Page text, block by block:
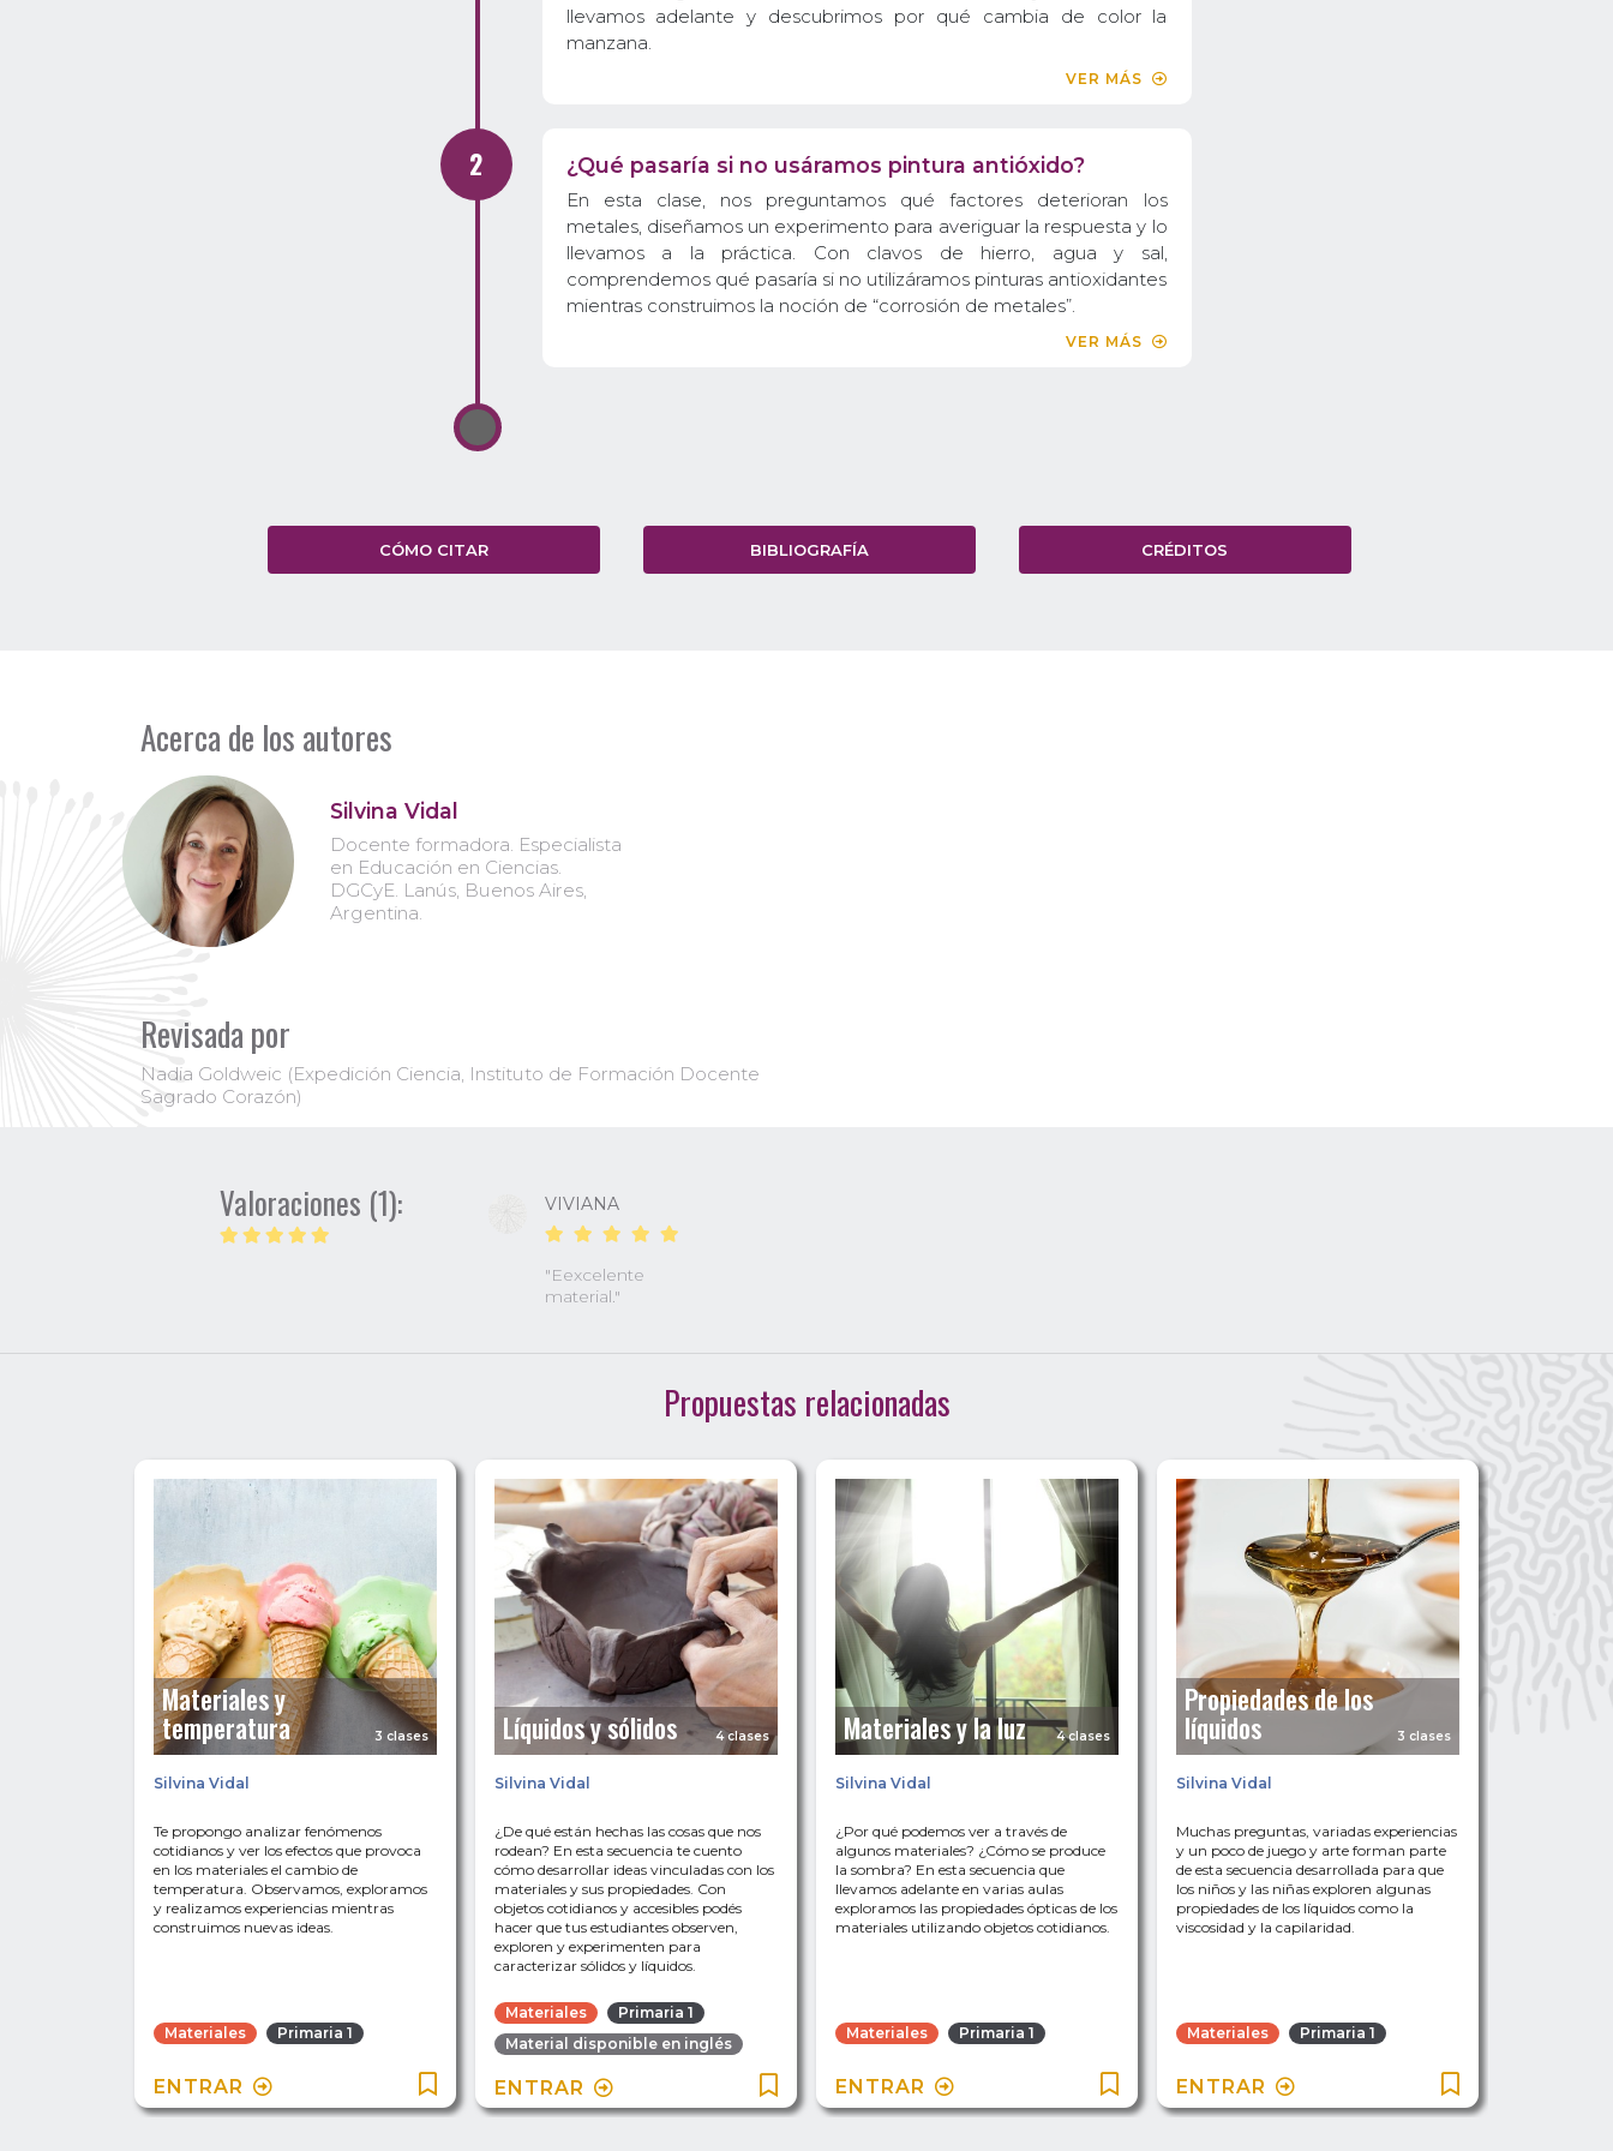
llevamos adelante y descubrimos por qué cambia de color la
manzana.
VER MÁS
¿Qué pasaría si no usáramos pintura antióxido?
En esta clase, nos preguntamos qué factores deterioran los
metales, diseñamos un experimento para averiguar la respuesta y lo
llevamos a la práctica. Con clavos de hierro, agua y sal,
comprendemos qué pasaría si no utilizáramos pinturas antioxidantes
mientras construimos la noción de “corrosión de metales”.
VER MÁS
CÓMO CITAR BIBLIOGRAFÍA CRÉDITOS
Acerca de los autores
Silvina Vidal
Docente formadora. Especialista
en Educación en Ciencias.
DGCyE. Lanús, Buenos Aires,
Argentina.
Revisada por
Nadia Goldweic (Expedición Ciencia, Instituto de Formación Docente
Sagrado Corazón)
Valoraciones (1): VIVIANA
"Eexcelente
material."
Propuestas relacionadas
Materiales y
temperatura 3 clases
Silvina Vidal
Te propongo analizar fenómenos
cotidianos y ver los efectos que provoca
en los materiales el cambio de
temperatura. Observamos, exploramos
y realizamos experiencias mientras
construimos nuevas ideas.
Materiales Primaria 1
ENTRAR
Líquidos y sólidos 4 clases
Silvina Vidal
¿De qué están hechas las cosas que nos
rodean? En esta secuencia te cuento
cómo desarrollar ideas vinculadas con los
materiales y sus propiedades. Con
objetos cotidianos y accesibles podés
hacer que tus estudiantes observen,
exploren y experimenten para
caracterizar sólidos y líquidos.
Materiales
Primaria 1
Material disponible en inglés
ENTRAR
Materiales y la luz 4 clases
Silvina Vidal
¿Por qué podemos ver a través de
algunos materiales? ¿Cómo se produce
la sombra? En esta secuencia que
llevamos adelante en varias aulas
exploramos las propiedades ópticas de los
materiales utilizando objetos cotidianos.
Materiales Primaria 1
ENTRAR
Propiedades de los
líquidos 3 clases
Silvina Vidal
Muchas preguntas, variadas experiencias
y un poco de juego y arte forman parte
de esta secuencia desarrollada para que
los niños y las niñas exploren algunas
propiedades de los líquidos como la
viscosidad y la capilaridad.
Materiales Primaria 1
ENTRAR